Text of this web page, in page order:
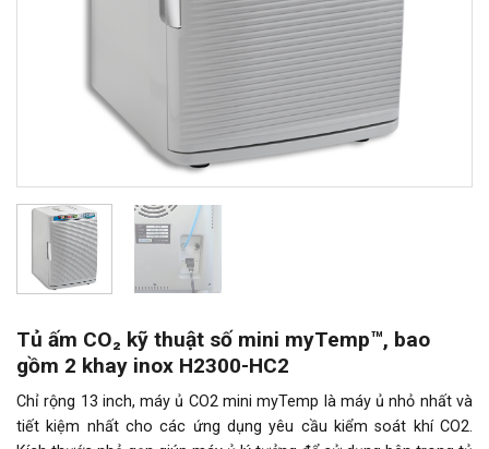
Tủ ấm CO₂ kỹ thuật số mini myTemp™, bao
gồm 2 khay inox H2300-HC2
Chỉ rộng 13 inch, máy ủ CO2 mini myTemp là máy ủ nhỏ nhất và
tiết kiệm nhất cho các ứng dụng yêu cầu kiểm soát khí CO2.